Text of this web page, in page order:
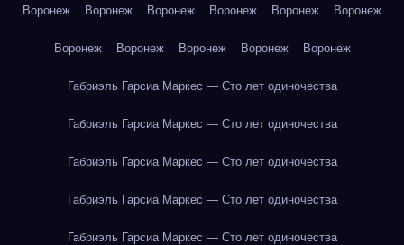
Воронеж Воронеж Воронеж Воронеж Воронеж Воронеж
Воронеж Воронеж Воронеж Воронеж Воронеж
Габриэль Гарсиа Маркес — Сто лет одиночества
Габриэль Гарсиа Маркес — Сто лет одиночества
Габриэль Гарсиа Маркес — Сто лет одиночества
Габриэль Гарсиа Маркес — Сто лет одиночества
Габриэль Гарсиа Маркес — Сто лет одиночества